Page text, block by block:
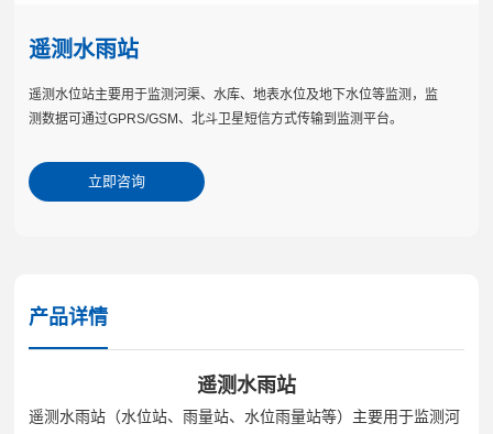
遥测水雨站
遥测水位站主要用于监测河渠、水库、地表水位及地下水位等监测，监
测数据可通过GPRS/GSM、北斗卫星短信方式传输到监测平台。
立即咨询
产品详情
遥测水雨站
遥测水雨站（水位站、雨量站、水位雨量站等）主要用于监测河